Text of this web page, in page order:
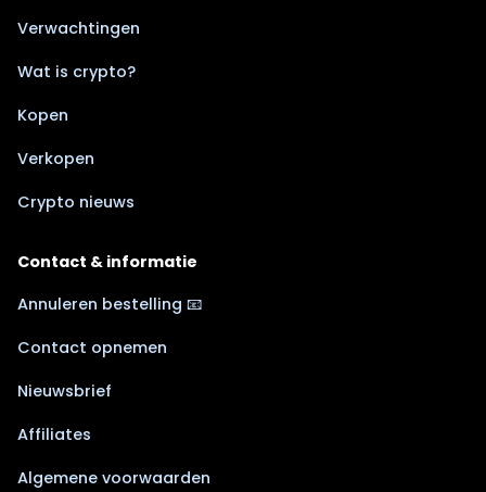
Verwachtingen
Wat is crypto?
Kopen
Verkopen
Crypto nieuws
Contact & informatie
Annuleren bestelling 📧
Contact opnemen
Nieuwsbrief
Affiliates
Algemene voorwaarden